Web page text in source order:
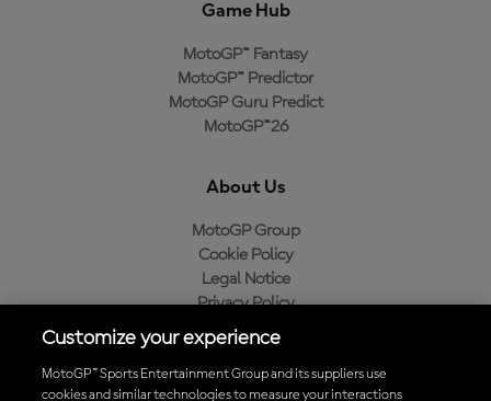
Game Hub
MotoGP™ Fantasy
MotoGP™ Predictor
MotoGP Guru Predict
MotoGP™26
About Us
MotoGP Group
Cookie Policy
Legal Notice
Privacy Policy
Purchase Policy
Customize your experience
MotoGP™ Sports Entertainment Group and its suppliers use
cookies and similar technologies to measure your interactions